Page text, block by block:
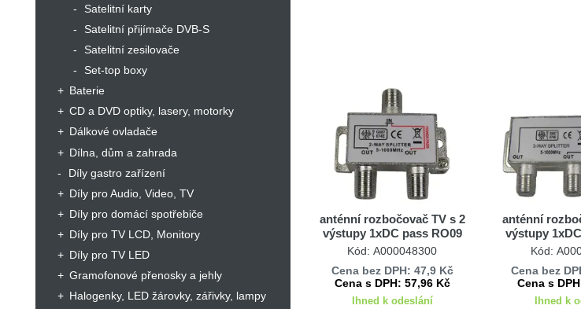
Satelitní karty
Satelitní přijímače DVB-S
Satelitní zesilovače
Set-top boxy
Baterie
CD a DVD optiky, lasery, motorky
Dálkové ovladače
Dílna, dům a zahrada
Díly gastro zařízení
Díly pro Audio, Video, TV
Díly pro domácí spotřebiče
Díly pro TV LCD, Monitory
Díly pro TV LED
Gramofonové přenosky a jehly
Halogenky, LED žárovky, zářivky, lampy
anténní rozbočovač TV s 2
výstupy 1xDC pass RO09
Kód: A000048300
Cena bez DPH: 47,9 Kč
Cena s DPH: 57,96 Kč
Ihned k odeslání
anténní
výstupy
Kód:
Cena bez
Cena s
Ihned k